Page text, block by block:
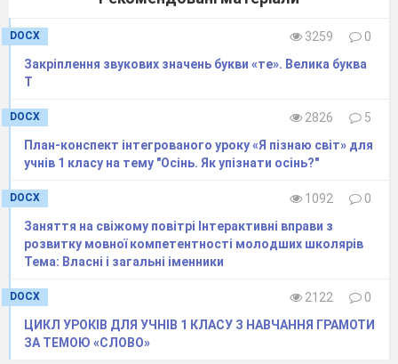
DOCX 3259
0
Закріплення звукових значень букви «те». Велика буква
Т
DOCX 2826
5
План-конспект інтегрованого уроку «Я пізнаю світ» для
учнів 1 класу на тему "Осінь. Як упізнати осінь?"
DOCX 1092
0
Заняття на свіжому повітрі Інтерактивні вправи з
розвитку мовної компетентності молодших школярів
Тема: Власні і загальні іменники
DOCX 2122
0
ЦИКЛ УРОКІВ ДЛЯ УЧНІВ 1 КЛАСУ З НАВЧАННЯ ГРАМОТИ
ЗА ТЕМОЮ «СЛОВО»